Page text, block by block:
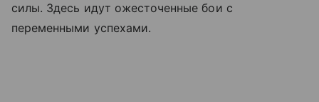
силы. Здесь идут ожесточенные бои с
переменными успехами.